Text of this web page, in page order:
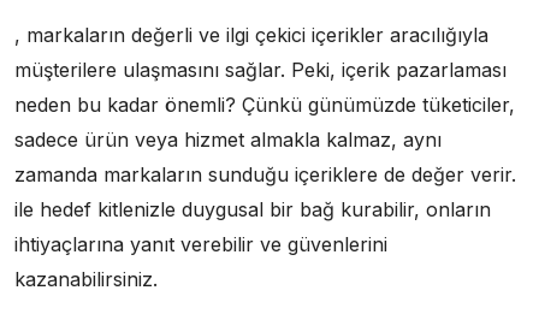
, markaların değerli ve ilgi çekici içerikler aracılığıyla
müşterilere ulaşmasını sağlar. Peki, içerik pazarlaması
neden bu kadar önemli? Çünkü günümüzde tüketiciler,
sadece ürün veya hizmet almakla kalmaz, aynı
zamanda markaların sunduğu içeriklere de değer verir.
ile hedef kitlenizle duygusal bir bağ kurabilir, onların
ihtiyaçlarına yanıt verebilir ve güvenlerini
kazanabilirsiniz.